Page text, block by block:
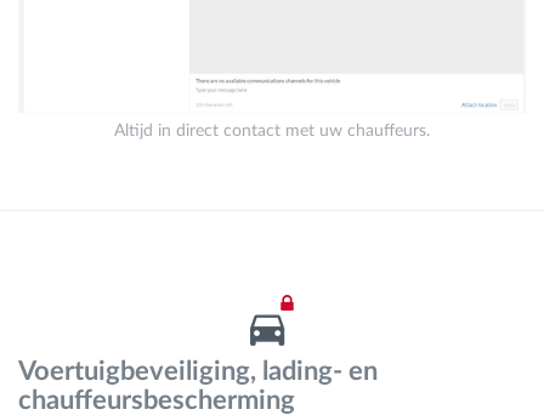
Altijd in direct contact met uw chauffeurs.
Voertuigbeveiliging, lading- en
chauffeursbescherming